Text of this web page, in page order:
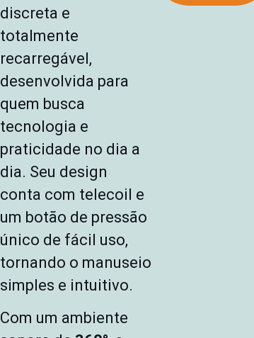
discreta e
totalmente
recarregável,
desenvolvida para
quem busca
tecnologia e
praticidade no dia a
dia. Seu design
conta com telecoil e
um botão de pressão
único de fácil uso,
tornando o manuseio
simples e intuitivo.
Com um ambiente